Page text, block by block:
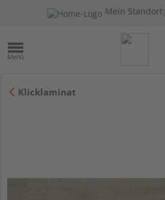
Mein Standort:
Klicklaminat